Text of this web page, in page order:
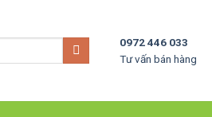
0972 446 033
Tư vấn bán hàng